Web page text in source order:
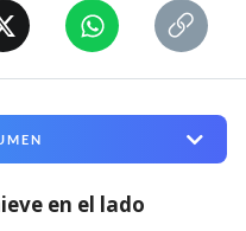
en el lado